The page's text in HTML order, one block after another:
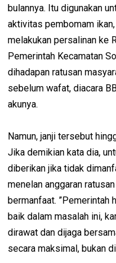
bulannya. Itu digunakan
aktivitas pembomam
melakukan persalinan ke
Pemerintah Kecamatan
dihadapan ratusan
sebelum wafat, diacara
akunya.
Namun, janji tersebut
Jika demikian kata dia,
diberikan jika tidak
menelan anggaran
bermanfaat. ”Pemerintah
baik dalam masalah ini,
dirawat dan dijaga
secara maksimal, bukan